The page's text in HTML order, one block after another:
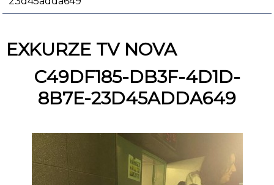
EXKURZE TV NOVA
C49DF185-DB3F-4D1D-
8B7E-23D45ADDA649